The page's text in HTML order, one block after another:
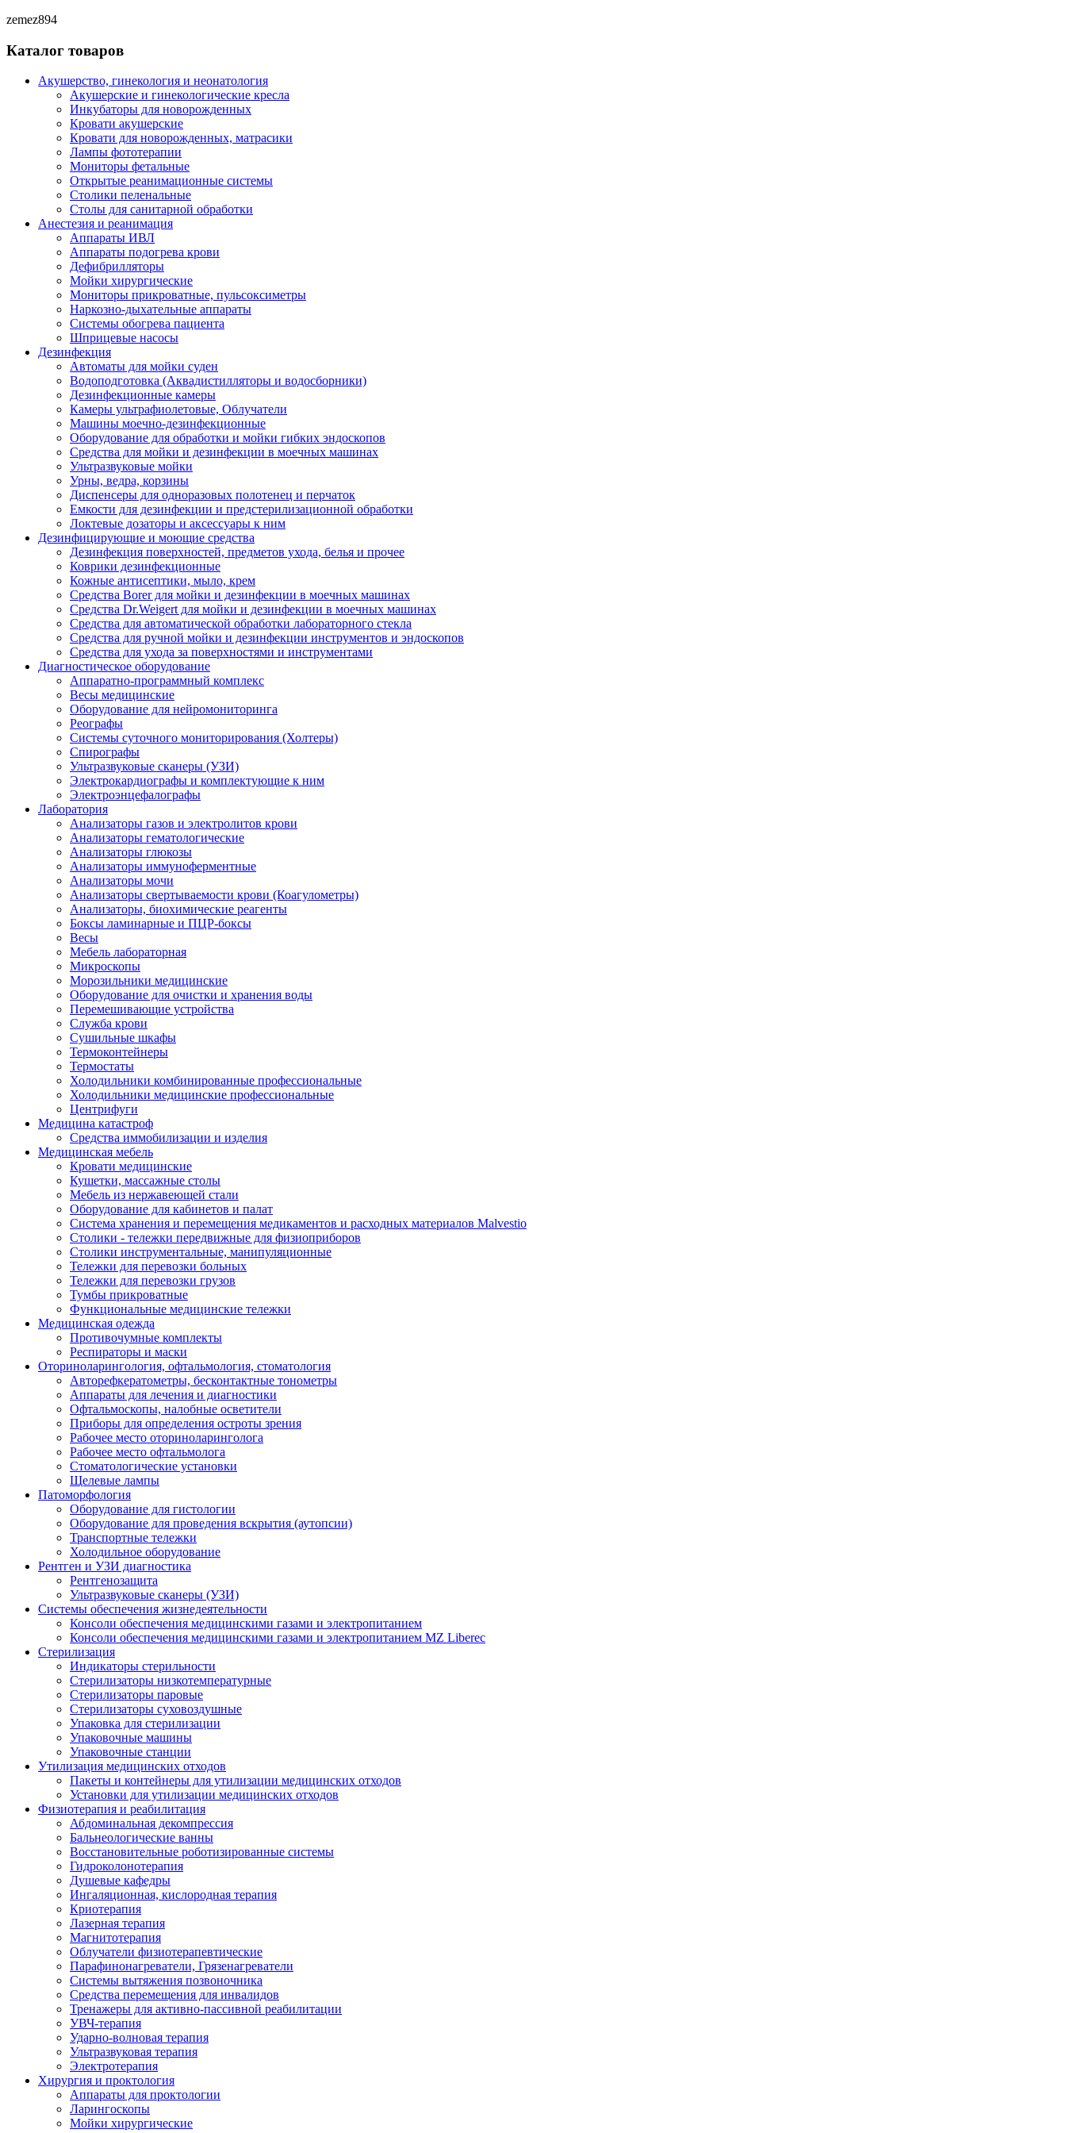
zemez894
Каталог товаров
Акушерство, гинекология и неонатология
Акушерские и гинекологические креслa
Инкубаторы для новорожденных
Кровати акушерские
Кровати для новорожденных, матрасики
Лампы фототерапии
Мониторы фетальные
Открытые реанимационные системы
Столики пеленальные
Столы для санитарной обработки
Анестезия и реанимация
Аппараты ИВЛ
Аппараты подогрева крови
Дефибрилляторы
Мойки хирургические
Мониторы прикроватные, пульсоксиметры
Наркозно-дыхательные аппараты
Системы обогрева пациента
Шприцевые насосы
Дезинфекция
Автоматы для мойки суден
Водоподготовка (Аквадистилляторы и водосборники)
Дезинфекционные камеры
Камеры ультрафиолетовые, Облучатели
Машины моечно-дезинфекционные
Оборудование для обработки и мойки гибких эндоскопов
Средства для мойки и дезинфекции в моечных машинах
Ультразвуковые мойки
Урны, ведра, корзины
Диспенсеры для одноразовых полотенец и перчаток
Емкости для дезинфекции и предстерилизационной обработки
Локтевые дозаторы и аксессуары к ним
Дезинфицирующие и моющие средства
Дезинфекция поверхностей, предметов ухода, белья и прочее
Коврики дезинфекционные
Кожные антисептики, мыло, крем
Средства Borer для мойки и дезинфекции в моечных машинах
Средства Dr.Weigert для мойки и дезинфекции в моечных машинах
Средства для автоматической обработки лабораторного стекла
Средства для ручной мойки и дезинфекции инструментов и эндоскопов
Средства для ухода за поверхностями и инструментами
Диагностическое оборудование
Аппаратно-программный комплекс
Весы медицинские
Оборудование для нейромониторинга
Реографы
Системы суточного мониторирования (Холтеры)
Спирографы
Ультразвуковые сканеры (УЗИ)
Электрокардиографы и комплектующие к ним
Электроэнцефалографы
Лаборатория
Анализаторы газов и электролитов крови
Анализаторы гематологические
Анализаторы глюкозы
Анализаторы иммуноферментные
Анализаторы мочи
Анализаторы свертываемости крови (Коагулометры)
Анализаторы, биохимические реагенты
Боксы ламинарные и ПЦР-боксы
Весы
Мебель лабораторная
Микроскопы
Морозильники медицинские
Оборудование для очистки и хранения воды
Перемешивающие устройства
Служба крови
Сушильные шкафы
Термоконтейнеры
Термостаты
Холодильники комбинированные профессиональные
Холодильники медицинские профессиональные
Центрифуги
Медицина катастроф
Средства иммобилизации и изделия
Медицинская мебель
Кровати медицинские
Кушетки, массажные столы
Мебель из нержавеющей стали
Оборудование для кабинетов и палат
Система хранения и перемещения медикаментов и расходных материалов Malvestio
Столики - тележки передвижные для физиоприборов
Столики инструментальные, манипуляционные
Тележки для перевозки больных
Тележки для перевозки грузов
Тумбы прикроватные
Функциональные медицинские тележки
Медицинская одежда
Противочумные комплекты
Респираторы и маски
Оториноларингология, офтальмология, стоматология
Авторефкератометры, бесконтактные тонометры
Аппараты для лечения и диагностики
Офтальмоскопы, налобные осветители
Приборы для определения остроты зрения
Рабочее место оториноларинголога
Рабочее место офтальмолога
Стоматологические установки
Щелевые лампы
Патоморфология
Оборудование для гистологии
Оборудование для проведения вскрытия (аутопсии)
Транспортные тележки
Холодильное оборудование
Рентген и УЗИ диагностика
Рентгенозащита
Ультразвуковые сканеры (УЗИ)
Системы обеспечения жизнедеятельности
Консоли обеспечения медицинскими газами и электропитанием
Консоли обеспечения медицинскими газами и электропитанием MZ Liberec
Стерилизация
Индикаторы стерильности
Стерилизаторы низкотемпературные
Стерилизаторы паровые
Стерилизаторы суховоздушные
Упаковка для стерилизации
Упаковочные машины
Упаковочные станции
Утилизация медицинских отходов
Пакеты и контейнеры для утилизации медицинских отходов
Установки для утилизации медицинских отходов
Физиотерапия и реабилитация
Абдоминальная декомпрессия
Бальнеологические ванны
Восстановительные роботизированные системы
Гидроколонотерапия
Душевые кафедры
Ингаляционная, кислородная терапия
Криотерапия
Лазерная терапия
Магнитотерапия
Облучатели физиотерапевтические
Парафинонагреватели, Грязенагреватели
Системы вытяжения позвоночника
Средства перемещения для инвалидов
Тренажеры для активно-пассивной реабилитации
УВЧ-терапия
Ударно-волновая терапия
Ультразвуковая терапия
Электротерапия
Хирургия и проктология
Аппараты для проктологии
Ларингоскопы
Мойки хирургические